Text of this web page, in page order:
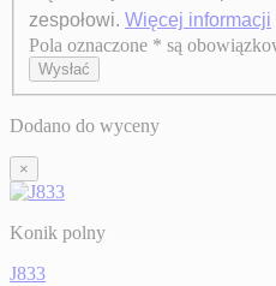
zespołowi. Więcej informacji
Axeptio consent
Pola oznaczone * są
Wysłać
Dodano do wyceny
×
Konik polny
J833